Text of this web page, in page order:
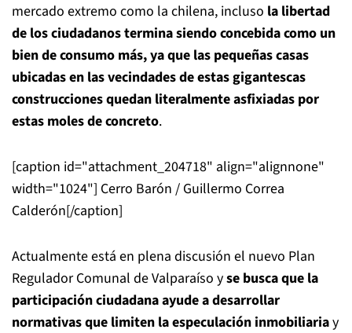
mercado extremo como la chilena, incluso la libertad
de los ciudadanos termina siendo concebida como un
bien de consumo más, ya que las pequeñas casas
ubicadas en las vecindades de estas gigantescas
construcciones quedan literalmente asfixiadas por
estas moles de concreto.
[caption id="attachment_204718" align="alignnone"
width="1024"] Cerro Barón / Guillermo Correa
Calderón[/caption]
Actualmente está en plena discusión el nuevo Plan
Regulador Comunal de Valparaíso yse busca que la
participación ciudadana ayude a desarrollar
normativas que limiten la especulación inmobiliariay